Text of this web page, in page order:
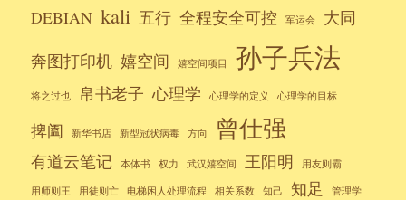
DEBIAN kali 五行 全程安全可控 军运会
大同
奔图打印机 嬉空间 嬉空间项目 孙子兵法
将之过也 帛书老子 心理学 心理学的定义 心理学的目标
捭阖 新华书店 新型冠状病毒 方向 曾仕强
有道云笔记 本体书 权力 武汉嬉空间 王阳明 用友则霸
用师则王 用徒则亡 电梯困人处理流程 相关系数 知己 知足 管理学